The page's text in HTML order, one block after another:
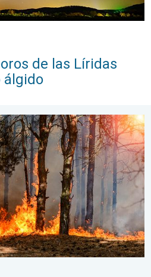
de las Líridas
álgido
marzo en España.